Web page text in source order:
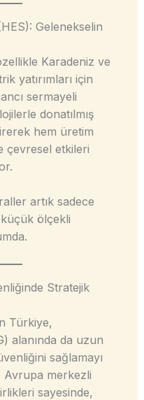
Gelenekselin
Karadeniz ve
yatırımları için
sermayeli
donatılmış
hem üretim
çevresel etkileri
artık sadece
ölçekli
Stratejik
Türkiye,
alanında da uzun
sağlamayı
Avrupa merkezli
sayesinde,